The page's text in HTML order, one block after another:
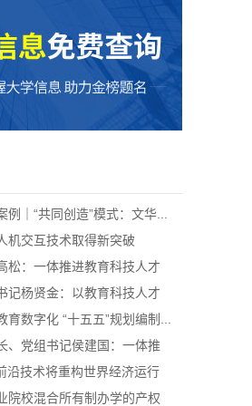
例｜“共同创造”模式：文华...
机交互技术取得新突破
松：一体推进教育科技人才
记杨贤金：以教育科技人才
数字化 “十五五”规划编制...
、党组书记侯建国：一体推
沿技术将重构世界经济运行
院校混合所有制办学的产权